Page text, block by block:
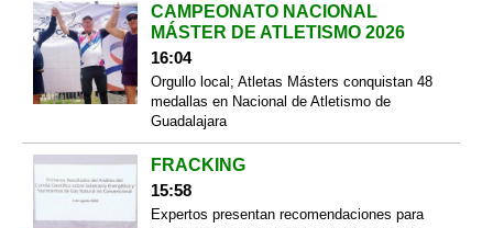
CAMPEONATO NACIONAL
MÁSTER DE ATLETISMO 2026
16:04
Orgullo local; Atletas Másters conquistan 48
medallas en Nacional de Atletismo de
Guadalajara
FRACKING
15:58
Expertos presentan recomendaciones para